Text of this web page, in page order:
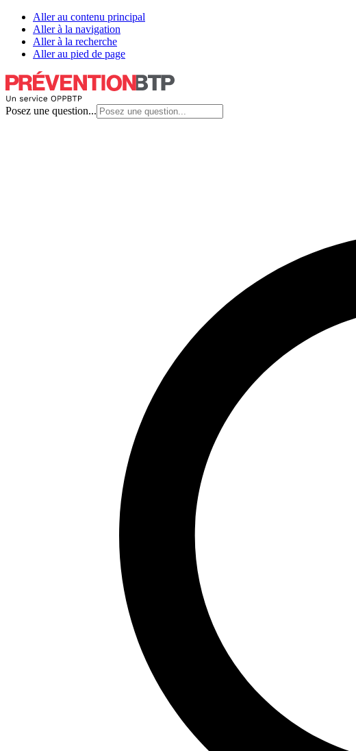
Aller au contenu principal
Aller à la navigation
Aller à la recherche
Aller au pied de page
Posez une question...